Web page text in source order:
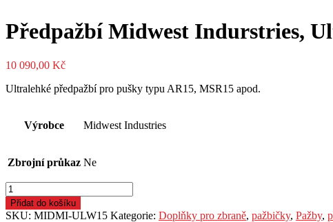
Předpažbí Midwest Indurstries,
10 090,00 Kč
Ultralehké předpažbí pro pušky typu AR15, MSR15 apod.
Výrobce Midwest Industries
Zbrojní průkaz Ne
Předpažbí
Midwest
Indurstries,
Přidat do košíku
SKU: MIDMI-ULW15 Kategorie: Doplňky pro zbraně, pažbičky, Pažby,